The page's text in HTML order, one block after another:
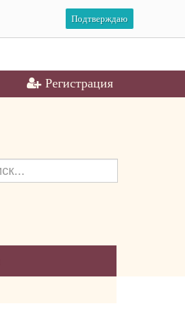
Подтверждаю
Регистрация